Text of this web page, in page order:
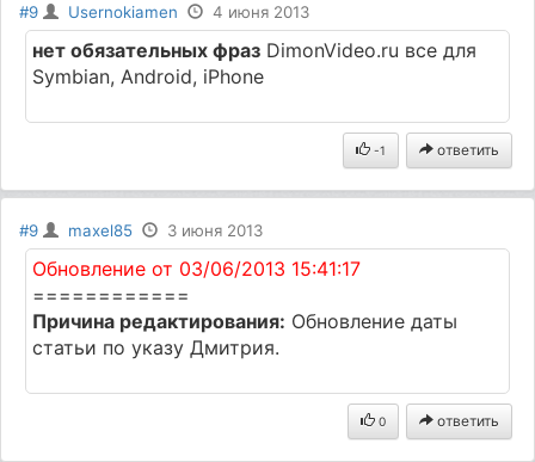
#9 Usernokiamen 4 июня 2013
нет обязательных фраз DimonVideo.ru все для
Symbian, Android, iPhone
-1 ответить
#9 maxel85 3 июня 2013
Обновление от 03/06/2013 15:41:17
============
Причина редактирования: Обновление даты
статьи по указу Дмитрия.
0 ответить